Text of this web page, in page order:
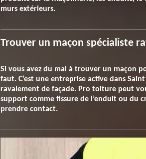
murs extérieurs.
Trouver un maçon spécialiste
Si vous avez du mal à trouver un maçon
faut. C’est une entreprise active dans
ravalement de façade. Pro toiture peut
support comme fissure de l’enduit ou du
prendre contact.